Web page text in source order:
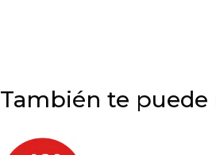
También te puede